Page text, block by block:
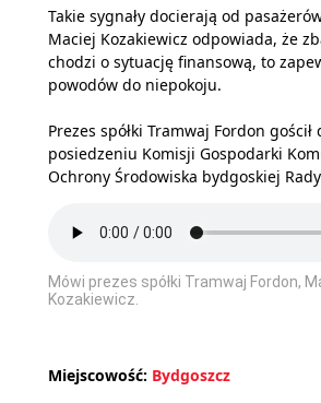
Takie sygnały docierają od
Maciej Kozakiewicz odpowiada, że
chodzi o sytuację finansową, to
powodów do niepokoju.
Prezes spółki Tramwaj Fordon gościł
posiedzeniu Komisji Gospodarki
Ochrony Środowiska bydgoskiej
Mówi prezes spółki Tramwaj Fordon,
Kozakiewicz.
Miejscowość: Bydgoszcz